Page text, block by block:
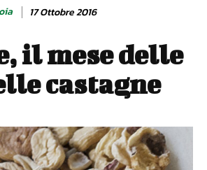
17 Ottobre 2016
il mese delle
castagne